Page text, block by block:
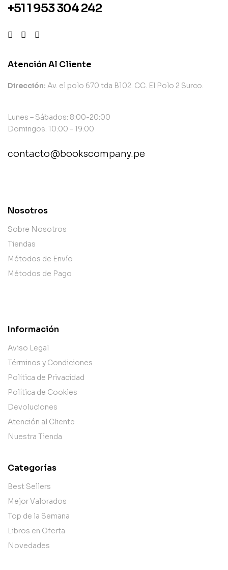
+51 1 953 304 242
Atención Al Cliente
Dirección: Av. el polo 670 tda B102. CC. El Polo 2 Surco.
Lunes – Sábados: 8:00-20:00
Domingos: 10:00 – 19:00
contacto@bookscompany.pe
Nosotros
Sobre Nosotros
Tiendas
Métodos de Envío
Métodos de Pago
Información
Aviso Legal
Términos y Condiciones
Política de Privacidad
Política de Cookies
Devoluciones
Atención al Cliente
Nuestra Tienda
Categorías
Best Sellers
Mejor Valorados
Top de la Semana
Libros en Oferta
Novedades